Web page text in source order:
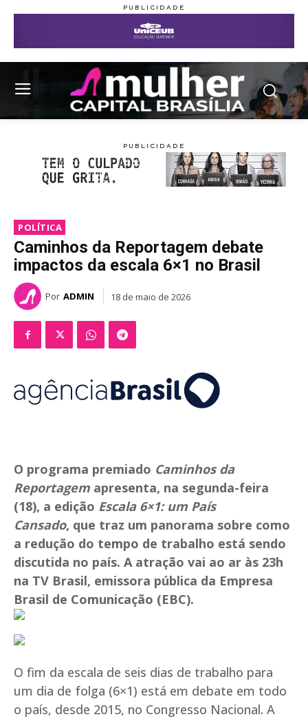
POLÍTICA
Caminhos da Reportagem debate
impactos da escala 6×1 no Brasil
Por ADMIN 18 de maio de 2026
O programa premiado Caminhos da
Reportagem apresenta, na segunda-feira
(18), a edição Escala 6×1: um País
Cansado, que traz um panorama sobre como
a redução do tempo de trabalho está sendo
discutida no país. A atração vai ao ar às 23h
na TV Brasil, emissora pública da Empresa
Brasil de Comunicação (EBC).
O fim da escala de seis dias de trabalho para
um dia de folga (6×1) está em debate em todo
o país, desde 2015, no Congresso Nacional. A